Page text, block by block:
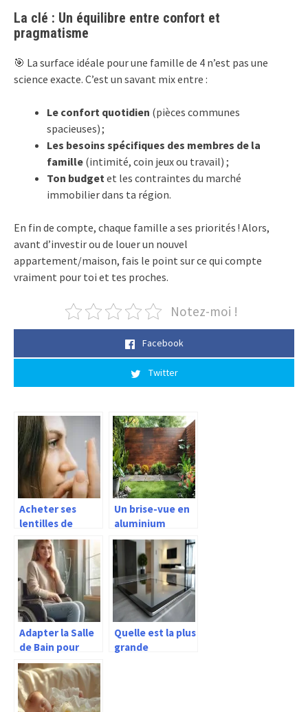
La clé : Un équilibre entre confort et
pragmatisme
🎯 La surface idéale pour une famille de 4 n’est pas une
science exacte. C’est un savant mix entre :
Le confort quotidien (pièces communes
spacieuses) ;
Les besoins spécifiques des membres de la
famille (intimité, coin jeux ou travail) ;
Ton budget et les contraintes du marché
immobilier dans ta région.
En fin de compte, chaque famille a ses priorités ! Alors,
avant d’investir ou de louer un nouvel
appartement/maison, fais le point sur ce qui compte
vraiment pour toi et tes proches.
Notez-moi !
Facebook
Twitter
Acheter ses
lentilles de
couleur en
grande surface
Un brise-vue en
aluminium
imitation bois : la
solution idéale
pour protéger
son jardin
Adapter la Salle
de Bain pour
Sécurité et
Confort des
Personnes
Handicapées
Quelle est la plus
grande